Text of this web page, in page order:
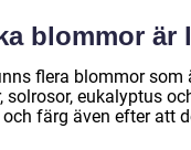
blommor är
flera blommor
solrosor, eukalyptus
färg även efter att